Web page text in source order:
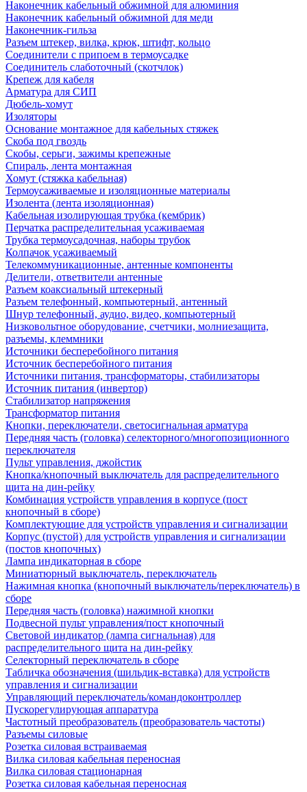
Наконечник кабельный обжимной для алюминия
Наконечник кабельный обжимной для меди
Наконечник-гильза
Разъем штекер, вилка, крюк, штифт, кольцо
Соединители с припоем в термоусадке
Соединитель слаботочный (скотчлок)
Крепеж для кабеля
Арматура для СИП
Дюбель-хомут
Изоляторы
Основание монтажное для кабельных стяжек
Скоба под гвоздь
Скобы, серьги, зажимы крепежные
Спираль, лента монтажная
Хомут (стяжка кабельная)
Термоусаживаемые и изоляционные материалы
Изолента (лента изоляционная)
Кабельная изолирующая трубка (кембрик)
Перчатка распределительная усаживаемая
Трубка термоусадочная, наборы трубок
Колпачок усаживаемый
Телекоммуникационные, антенные компоненты
Делители, ответвители антенные
Разъем коаксиальный штекерный
Разъем телефонный, компьютерный, антенный
Шнур телефонный, аудио, видео, компьютерный
Низковольтное оборудование, счетчики, молниезащита,
разъемы, клеммники
Источники бесперебойного питания
Источник бесперебойного питания
Источники питания, трансформаторы, стабилизаторы
Источник питания (инвертор)
Стабилизатор напряжения
Трансформатор питания
Кнопки, переключатели, светосигнальная арматура
Передняя часть (головка) селекторного/многопозиционного
переключателя
Пульт управления, джойстик
Кнопка/кнопочный выключатель для распределительного
щита на дин-рейку
Комбинация устройств управления в корпусе (пост
кнопочный в сборе)
Комплектующие для устройств управления и сигнализации
Корпус (пустой) для устройств управления и сигнализации
(постов кнопочных)
Лампа индикаторная в сборе
Миниатюрный выключатель, переключатель
Нажимная кнопка (кнопочный выключатель/переключатель) в
сборе
Передняя часть (головка) нажимной кнопки
Подвесной пульт управления/пост кнопочный
Световой индикатор (лампа сигнальная) для
распределительного щита на дин-рейку
Селекторный переключатель в сборе
Табличка обозначения (шильдик-вставка) для устройств
управления и сигнализации
Управляющий переключатель/командоконтроллер
Пускорегулирующая аппаратура
Частотный преобразователь (преобразователь частоты)
Разъемы силовые
Розетка силовая встраиваемая
Вилка силовая кабельная переносная
Вилка силовая стационарная
Розетка силовая кабельная переносная